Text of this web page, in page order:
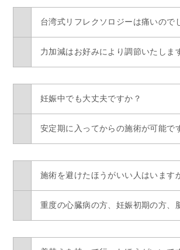
台湾式リフレクソロジーは痛いので
力加減はお好みにより調節いたし
妊娠中でも大丈夫ですか？
安定期に入ってからの施術が可能で
施術を避けたほうがいい人はいます
重度の心臓病の方、妊娠初期の方、